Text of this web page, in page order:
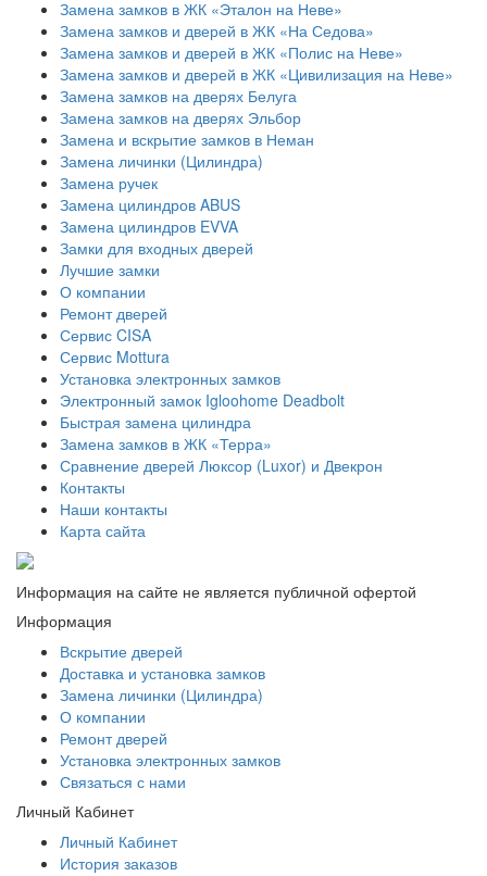
Замена замков в ЖК «Эталон на Неве»
Замена замков и дверей в ЖК «На Седова»
Замена замков и дверей в ЖК «Полис на Неве»
Замена замков и дверей в ЖК «Цивилизация на Неве»
Замена замков на дверях Белуга
Замена замков на дверях Эльбор
Замена и вскрытие замков в Неман
Замена личинки (Цилиндра)
Замена ручек
Замена цилиндров ABUS
Замена цилиндров EVVA
Замки для входных дверей
Лучшие замки
О компании
Ремонт дверей
Сервис CISA
Сервис Mottura
Установка электронных замков
Электронный замок Igloohome Deadbolt
​Быстрая замена цилиндра
Замена замков в ЖК «Терра»
Сравнение дверей Люксор (Luxor) и Двекрон
Контакты
Наши контакты
Карта сайта
Информация на сайте не является публичной офертой
Информация
Вскрытие дверей
Доставка и установка замков
Замена личинки (Цилиндра)
О компании
Ремонт дверей
Установка электронных замков
Связаться с нами
Личный Кабинет
Личный Кабинет
История заказов